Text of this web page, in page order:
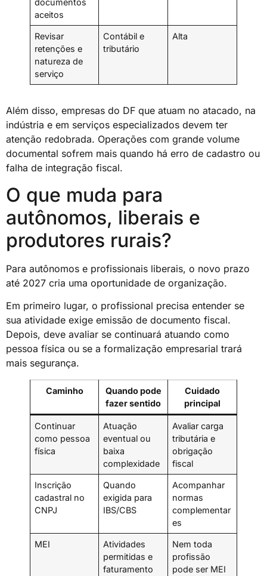
documentos
aceitos
Revisar
retenções e
natureza de
serviço
Contábil e
tributário
Alta
Além disso, empresas do DF que atuam no atacado, na
indústria e em serviços especializados devem ter
atenção redobrada. Operações com grande volume
documental sofrem mais quando há erro de cadastro ou
falha de integração fiscal.
O que muda para
autônomos, liberais e
produtores rurais?
Para autônomos e profissionais liberais, o novo prazo
até 2027 cria uma oportunidade de organização.
Em primeiro lugar, o profissional precisa entender se
sua atividade exige emissão de documento fiscal.
Depois, deve avaliar se continuará atuando como
pessoa física ou se a formalização empresarial trará
mais segurança.
Caminho
Quando pode
fazer sentido
Cuidado
principal
Continuar
como pessoa
física
Atuação
eventual ou
baixa
complexidade
Avaliar carga
tributária e
obrigação
fiscal
Inscrição
cadastral no
CNPJ
Quando
exigida para
IBS/CBS
Acompanhar
normas
complementar
es
MEI
Atividades
permitidas e
faturamento
Nem toda
profissão
pode ser MEI